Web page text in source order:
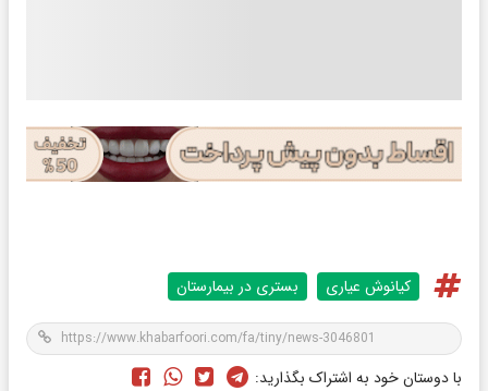
کیانوش عیاری بستری در بیمارستان
با دوستان خود به اشتراک بگذارید: